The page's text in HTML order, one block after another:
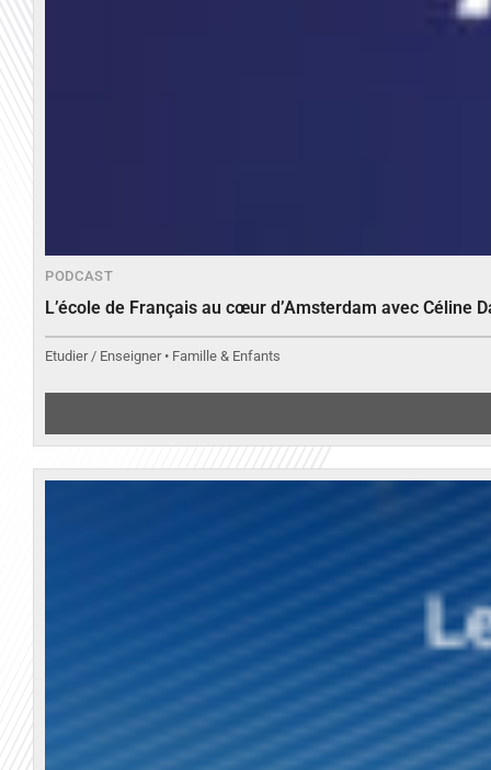
PODCAST
L’école de Français au cœur d’Amsterdam avec Céline
Etudier / Enseigner • Famille & Enfants